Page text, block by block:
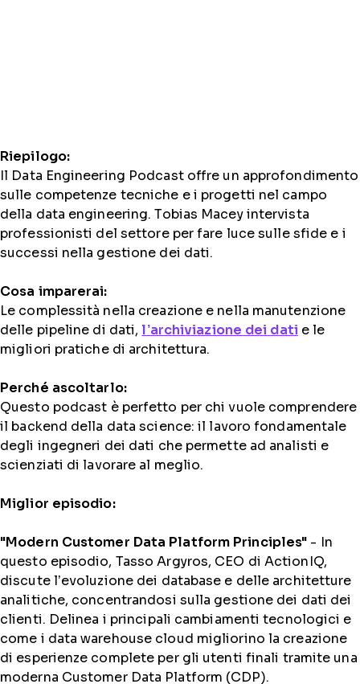
Riepilogo:
Il Data Engineering Podcast offre un approfondimento
sulle competenze tecniche e i progetti nel campo
della data engineering. Tobias Macey intervista
professionisti del settore per fare luce sulle sfide e i
successi nella gestione dei dati.
Cosa imparerai:
Le complessità nella creazione e nella manutenzione
delle pipeline di dati, l’archiviazione dei dati e le
migliori pratiche di architettura.
Perché ascoltarlo:
Questo podcast è perfetto per chi vuole comprendere
il backend della data science: il lavoro fondamentale
degli ingegneri dei dati che permette ad analisti e
scienziati di lavorare al meglio.
Miglior episodio:
"Modern Customer Data Platform Principles" - In
questo episodio, Tasso Argyros, CEO di ActionIQ,
discute l’evoluzione dei database e delle architetture
analitiche, concentrandosi sulla gestione dei dati dei
clienti. Delinea i principali cambiamenti tecnologici e
come i data warehouse cloud migliorino la creazione
di esperienze complete per gli utenti finali tramite una
moderna Customer Data Platform (CDP).